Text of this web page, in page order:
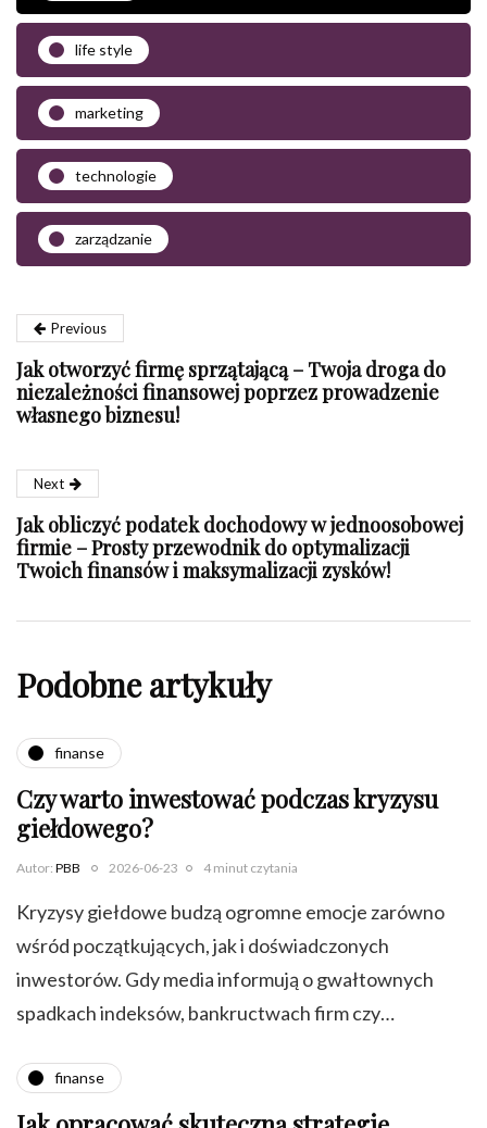
life style
marketing
technologie
zarządzanie
Previous
Jak otworzyć firmę sprzątającą – Twoja droga do
niezależności finansowej poprzez prowadzenie
własnego biznesu!
Next
Jak obliczyć podatek dochodowy w jednoosobowej
firmie – Prosty przewodnik do optymalizacji
Twoich finansów i maksymalizacji zysków!
Podobne artykuły
finanse
Czy warto inwestować podczas kryzysu
giełdowego?
Autor: PBB 2026-06-23 4 minut czytania
Kryzysy giełdowe budzą ogromne emocje zarówno
wśród początkujących, jak i doświadczonych
inwestorów. Gdy media informują o gwałtownych
spadkach indeksów, bankructwach firm czy…
finanse